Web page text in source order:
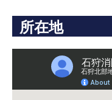
所在地